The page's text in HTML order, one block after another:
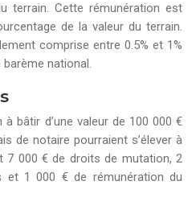
terrain. Cette rémunération est
de la valeur du terrain.
comprise entre 0.5% et 1%
national.
à bâtir d’une valeur de 100 000 €
de notaire pourraient s’élever à
7 000 € de droits de mutation, 2
1 000 € de rémunération du